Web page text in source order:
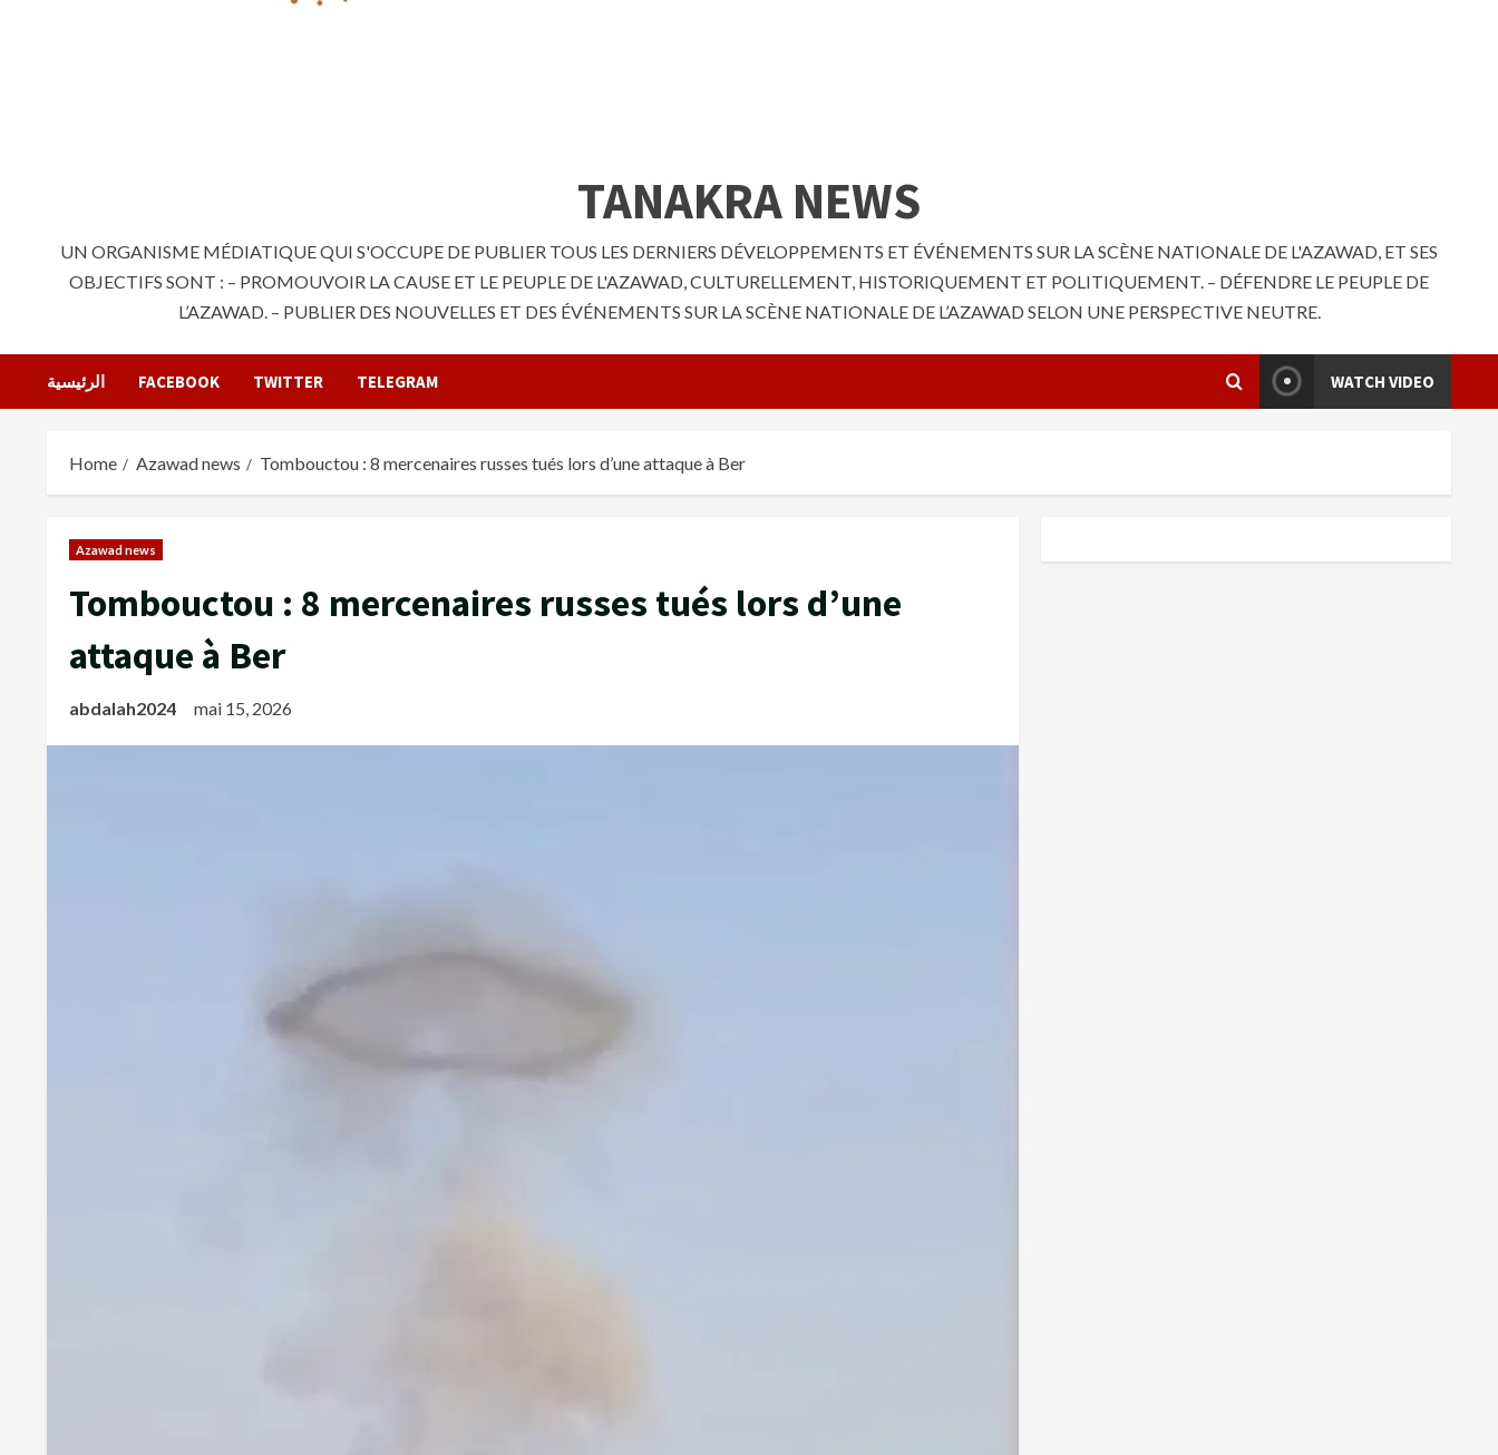
TANAKRA NEWS
UN ORGANISME MÉDIATIQUE QUI S'OCCUPE DE PUBLIER TOUS LES DERNIERS DÉVELOPPEMENTS ET ÉVÉNEMENTS SUR LA SCÈNE NATIONALE DE L'AZAWAD, ET SES
OBJECTIFS SONT : – PROMOUVOIR LA CAUSE ET LE PEUPLE DE L'AZAWAD, CULTURELLEMENT, HISTORIQUEMENT ET POLITIQUEMENT. – DÉFENDRE LE PEUPLE DE
L’AZAWAD. – PUBLIER DES NOUVELLES ET DES ÉVÉNEMENTS SUR LA SCÈNE NATIONALE DE L’AZAWAD SELON UNE PERSPECTIVE NEUTRE.
الرئيسية FACEBOOK TWITTER TELEGRAM WATCH VIDEO
Home Azawad news Tombouctou : 8 mercenaires russes tués lors d’une attaque à Ber
Azawad news
Tombouctou : 8 mercenaires russes tués lors d’une
attaque à Ber
abdalah2024 mai 15, 2026